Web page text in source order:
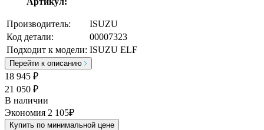
Производитель:
ISUZU
Код детали:
00007323
Подходит к модели: ISUZU ELF
Перейти к описанию
18 945 ₽
21 050 ₽
В наличии
Экономия 2 105₽
Купить по минимальной цене